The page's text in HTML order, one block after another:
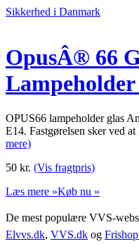
Sikkerhed i Danmark
OpusÂ® 66
OPUS66 lampeholder glas
E14. Fastgørelsen sker ved at
mere)
50 kr. (Vis fragtpris)
Læs mere »Køb nu »
De mest populære VVS-
Elvvs.dk, VVS.dk og